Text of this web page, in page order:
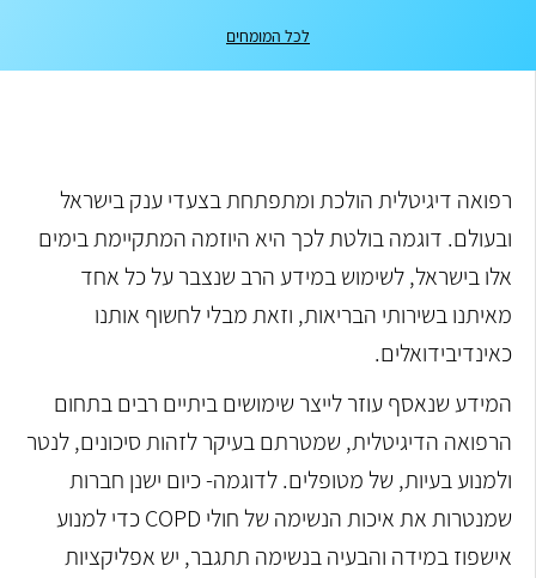
לכל המומחים
רפואה דיגיטלית הולכת ומתפתחת בצעדי ענק בישראל
ובעולם. דוגמה בולטת לכך היא היוזמה המתקיימת בימים
אלו בישראל, לשימוש במידע הרב שנצבר על כל אחד
מאיתנו בשירותי הבריאות, וזאת מבלי לחשוף אותנו
כאינדיבידואלים.
המידע שנאסף עוזר לייצר שימושים ביתיים רבים בתחום
הרפואה הדיגיטלית, שמטרתם בעיקר לזהות סיכונים, לנטר
ולמנוע בעיות, של מטופלים. לדוגמה- כיום ישנן חברות
שמנטרות את איכות הנשימה של חולי COPD כדי למנוע
אישפוז במידה והבעיה בנשימה תתגבר, יש אפליקציות